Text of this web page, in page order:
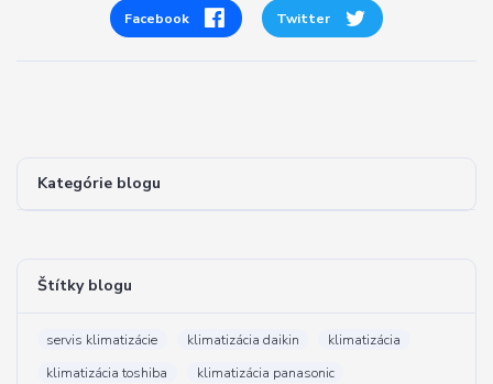
Kategórie blogu
Štítky blogu
servis klimatizácie klimatizácia daikin
klimatizácia
klimatizácia toshiba
klimatizácia panasonic
Facebook Twitter